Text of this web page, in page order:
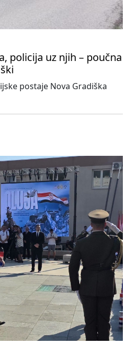
policija uz njih – poučna
postaje Nova Gradiška